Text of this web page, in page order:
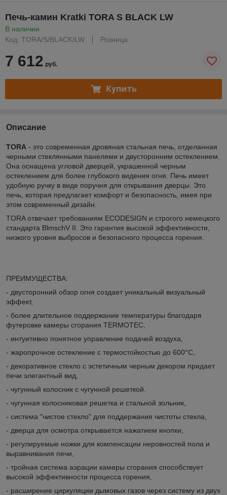
Печь-камин Kratki TORA S BLACK LW
В наличии
Код: TORA/S/BLACK/LW
Розница
7 612 руб.
Купить
Описание
TORA - это современная дровяная стальная печь, отделанная
черными стеклянными панелями и двусторонним остеклением.
Она оснащена угловой дверцей, украшенной черным
остеклением для более глубокого видения огня. Печь имеет
удобную ручку в виде поручня для открывания дверцы. Это
печь, которая предлагает комфорт и безопасность, имея при
этом современный дизайн.
TORA отвечает требованиям ECODESIGN и строгого немецкого
стандарта BlmschV II. Это гарантия высокой эффективности,
низкого уровня выбросов и безопасного процесса горения.
ПРЕИМУЩЕСТВА:
- двусторонний обзор огня создает уникальный визуальный
эффект,
- более длительное поддержание температуры благодаря
футеровке камеры сгорания TERMOTEC,
- интуитивно понятное управление подачей воздуха,
- жаропрочное остекление с термостойкостью до 600°C,
- декоративное стекло с эстетичным черным декором придает
печи элегантный вид,
- чугунный колосник с чугунной решеткой.
- чугунная колосниковая решетка и стальной зольник,
- система "чистое стекло" для поддержания чистоты стекла,
- дверца для осмотра открывается нажатием кнопки,
- регулируемые ножки для компенсации неровностей пола и
выравнивания печи,
- тройная система аэрации камеры сгорания способствует
высокой эффективности процесса горения,
- расширение циркуляции дымовых газов через систему из двух